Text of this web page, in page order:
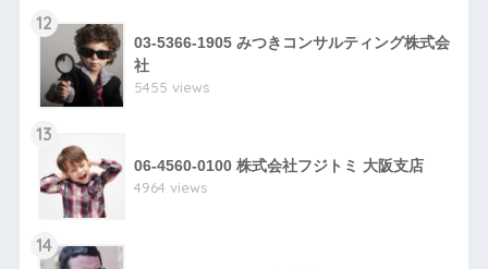
12
03-5366-1905 みつきコンサルティング株式会
社
5455 views
13
06-4560-0100 株式会社フジトミ 大阪支店
4964 views
14